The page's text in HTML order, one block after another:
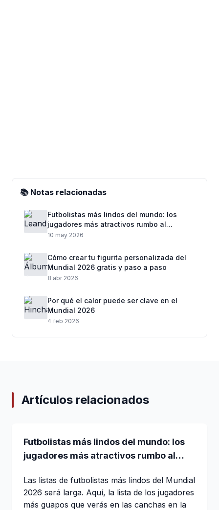
📚 Notas relacionadas
Futbolistas más lindos del mundo: los
jugadores más atractivos rumbo al
Mundial 2026
10 may 2026
Cómo crear tu figurita personalizada del
Mundial 2026 gratis y paso a paso
8 abr 2026
Por qué el calor puede ser clave en el
Mundial 2026
4 feb 2026
Artículos relacionados
Futbolistas más lindos del mundo: los
jugadores más atractivos rumbo al
Las listas de futbolistas más lindos del Mundial
2026 será larga. Aquí, la lista de los jugadores
más guapos que verás en las canchas en la